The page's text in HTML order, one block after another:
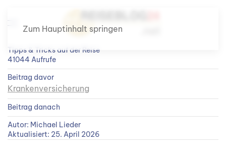
Zum Hauptinhalt springen
Tipps & Tricks auf der Reise
41044 Aufrufe
Beitrag davor
Krankenversicherung
Beitrag danach
Autor: Michael Lieder
Aktualisiert: 25. April 2026